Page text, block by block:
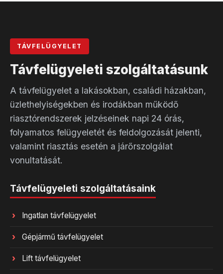
TÁVFELÜGYELET
Távfelügyeleti szolgáltatásunk
A távfelügyelet a lakásokban, családi házakban,
üzlethelyiségekben és irodákban működő
riasztórendszerek jelzéseinek napi 24 órás,
folyamatos felügyeletét és feldolgozását jelenti,
valamint riasztás esetén a járőrszolgálat
vonultatását.
Távfelügyeleti szolgáltatásaink
Ingatlan távfelügyelet
Gépjármű távfelügyelet
Lift távfelügyelet